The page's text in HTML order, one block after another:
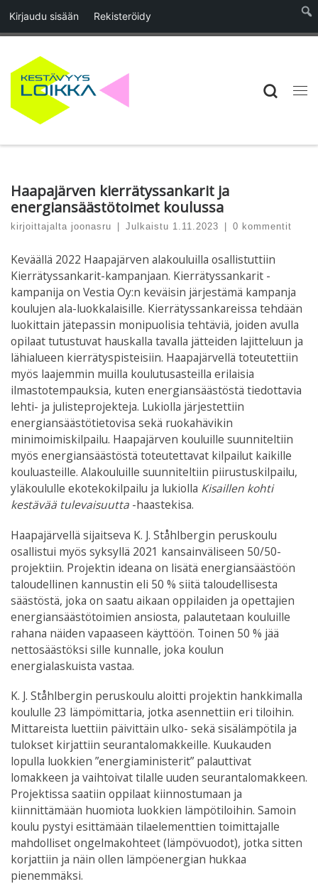
Kirjaudu sisään Rekisteröidy
Skip to content
Haapajärven kierrätyssankarit ja
energiansäästötoimet koulussa
kirjoittajalta joonasru Julkaistu 1.11.2023 0 kommentit
Keväällä 2022 Haapajärven alakouluilla osallistuttiin
Kierrätyssankarit-kampanjaan. Kierrätyssankarit -
kampanija on Vestia Oy:n keväisin järjestämä kampanja
koulujen ala-luokkalaisille. Kierrätyssankareissa tehdään
luokittain jätepassin monipuolisia tehtäviä, joiden avulla
opilaat tutustuvat hauskalla tavalla jätteiden lajitteluun ja
lähialueen kierrätyspisteisiin. Haapajärvellä toteutettiin
myös laajemmin muilla koulutusasteilla erilaisia
ilmastotempauksia, kuten energiansäästöstä tiedottavia
lehti- ja julisteprojekteja. Lukiolla järjestettiin
energiansäästötietovisa sekä ruokahävikin
minimoimiskilpailu. Haapajärven kouluille suunniteltiin
myös energiansäästöstä toteutettavat kilpailut kaikille
kouluasteille. Alakouluille suunniteltiin piirustuskilpailu,
yläkoululle ekotekokilpailu ja lukiolla Kisaillen kohti
kestävää tulevaisuutta -haastekisa.
Haapajärvellä sijaitseva K. J. Ståhlbergin peruskoulu
osallistui myös syksyllä 2021 kansainväliseen 50/50-
projektiin. Projektin ideana on lisätä energiansäästöön
taloudellinen kannustin eli 50 % siitä taloudellisesta
säästöstä, joka on saatu aikaan oppilaiden ja opettajien
energiansäästötoimien ansiosta, palautetaan kouluille
rahana näiden vapaaseen käyttöön. Toinen 50 % jää
nettosäästöksi sille kunnalle, joka koulun
energialaskuista vastaa.
K. J. Ståhlbergin peruskoulu aloitti projektin hankkimalla
koululle 23 lämpömittaria, jotka asennettiin eri tiloihin.
Mittareista luettiin päivittäin ulko- sekä sisälämpötila ja
tulokset kirjattiin seurantalomakkeille. Kuukauden
lopulla luokkien ”energiaministerit” palauttivat
lomakkeen ja vaihtoivat tilalle uuden seurantalomakkeen.
Projektissa saatiin oppilaat kiinnostumaan ja
kiinnittämään huomiota luokkien lämpötiloihin. Samoin
koulu pystyi esittämään tilaelementtien toimittajalle
mahdolliset ongelmakohteet (lämpövuodot), jotka sitten
korjattiin ja näin ollen lämpöenergian hukkaa
pienemmäksi.